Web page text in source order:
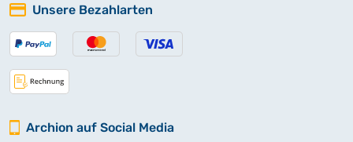
Unsere Bezahlarten
Archion auf Social Media